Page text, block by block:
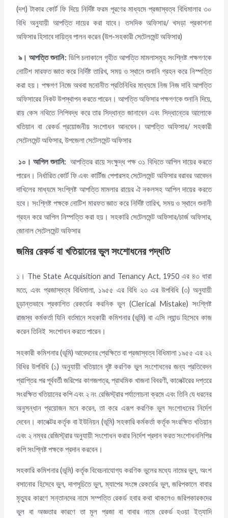
(দশ) টাকার কোর্ট ফি দিয়ে নির্দিষ্ট ফরম পূরণের মাধ্যমে প্রজাস্বত্ব বিধিমালার ৩০
বিধি অনুযায়ী আপত্তি দায়ের করা যাবে। তসদিক অফিসার/ খসড়া প্রকাশনা
অফিসার হিসাবে দায়িত্ব পালন করেন (উপ-সহকারী সেটেলমেন্ট অফিসার)
৯। আপত্তি শুনানি: ডিপি চলাকালে গৃহীত আপত্তি মামলাসমূহ সংশ্লিষ্ট পক্ষগণকে
নোটিশ মারফত জ্ঞাত করে নির্দিষ্ট তারিখ, সময় ও স্থানে শুনানি গ্রহন করে নিস্পত্তি
করা হয়। পক্ষগণ নিজে অথবা মনোনীত প্রতিনিধির মাধ্যমে নিজ নিজ দাবি আপত্তি
অফিসারের নিকট উপস্থাপন করতে পারেন। আপত্তি অফিসার পক্ষগণকে শুনানি দিয়ে,
রায় কেস নথিতে লিপিবদ্ধ করে তার সিদ্ধান্ত জানাবেন এবং সিদ্ধান্তের আলোকে
খতিয়ান বা রেকর্ড প্রয়োজনীয় সংশোধন আনবেন। আপত্তি অফিসার/ সহকারী
সেটেলমেন্ট অফিসার, উপজেলা সেটেলমেন্ট অফিসার
১০। আপিল শুনানি: আপত্তির রায়ে সংক্ষুদ্ধ পক্ষ ৩১ বিধিতে আপিল দায়ের করতে
পারেন। নির্ধারিত কোর্ট ফি এবং কার্টিজ পেপারসহ সেটেলমেন্ট অফিসার বরাবর আবেদন
দাখিলের মাধ্যমে সংশ্লিষ্ট আপত্তি মামলার রায়ের ঐ নকলসহ আপিল দায়ের করতে
হবে। সংশ্লিষ্ট পক্ষকে নোটিশ মারফত জ্ঞাত করে নির্দিষ্ট তারিখ, সময় ও স্থানে শুনানী
গ্রহন করে আপিল নিস্পত্তি করা হয়। সহকারি সেটেলমেন্ট অফিসার/চার্জ অফিসার,
জোনাল সেটেলমেন্ট অফিসার
জমির রেকর্ড বা খতিয়ানের ভুল সংশোধনের পদ্ধতি
১। The State Acquisition and Tenancy Act, 1950 এর ৪৩ ধারা
মতে, এবং প্রজাস্বত্ব বিধিমালা, ১৯৫৫ এর বিধি ২৩ এর উপবিধি (৩) অনুযায়ী
চূড়ান্তভাবে প্রকাশিত রেকর্ডের করনিক ভুল (Clerical Mistake) সংশ্লিষ্ট
রাজস্ব কর্মকর্তা যিনি বর্তমানে সহকারী কমিশনার (ভূমি) বা এসি ল্যান্ড হিসেবে কাজ
করেন তিনিই সংশোধন করতে পারেন।
সহকারী কমিশনার (ভূমি) আবেদনের প্রেক্ষিতে বা প্রজাস্বত্ব বিধিমালা ১৯৫৫ এর ২২
বিধির উপবিধি (১) অনুযায়ী খতিয়ানে দৃষ্ট করণিক ভুল সংশোধনের জন্য প্রতিবেদন
প্রাপ্তির পর পূর্ববর্তী জরিপের কাগজপত্র, প্রাথমিক খাজনা বিবরণী, কালেক্টরের দপ্তরে
সংরক্ষিত খতিয়ানের কপি এবং ২ নং রেজিস্ট্রার পর্যালোচনা ক্রমে এবং তিনি যে ধরনের
অনুসন্ধান প্রয়োজন মনে করেন, তা করে এরূপ করণিক ভুল সংশোধনের নির্দেশ
দেবেন। কালেক্টর কর্তৃক বা ইউনিয়ন (ভূমি) সহকারি কর্মকর্তা কর্তৃক সংরক্ষিত খতিয়ান
এবং ২ নম্বর রেজিস্ট্রার অনুযায়ী সংশোধন করার নির্দেশ প্রদান করত সংশোধনলিপির
কপি সংশ্লিষ্ট পক্ষকে প্রদান করবেন।
সহকারি কমিশনার (ভূমি) কর্তৃক বিবেচনাযোগ্য করণিক ভুলের মধ্যে নামের ভুল, অংশ
বসানোর হিসেবে ভুল, দাগসূচিতে ভুল, ম্যাপের সংঙ্গে রেকর্ডের ভুল, জরিপকালে বাবার
মৃত্যুর কারণে সন্তানদের নামে সম্পত্তি রেকর্ড হবার কথা থাকলেও জরিপকারকদের
ভুল বা অজ্ঞতার কারণে তা মূল প্রজা বা বাবার নামে রেকর্ড হওয়া ইত্যাদি